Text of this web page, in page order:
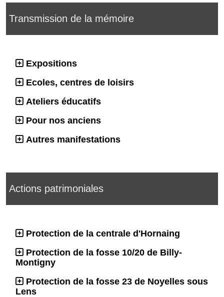
Transmission de la mémoire
Expositions
Ecoles, centres de loisirs
Ateliers éducatifs
Pour nos anciens
Autres manifestations
Actions patrimoniales
Protection de la centrale d'Hornaing
Protection de la fosse 10/20 de Billy-
Montigny
Protection de la fosse 23 de Noyelles sous
Lens